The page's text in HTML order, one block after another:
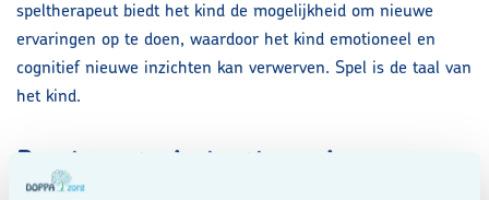
speltherapeut biedt het kind de mogelijkheid om nieuwe
ervaringen op te doen, waardoor het kind emotioneel en
cognitief nieuwe inzichten kan verwerven. Spel is de taal van
het kind.
Psychomotorische therapie